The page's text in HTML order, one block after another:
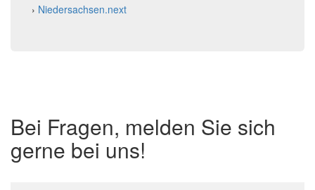
› Niedersachsen.next
Bei Fragen, melden Sie sich
gerne bei uns!